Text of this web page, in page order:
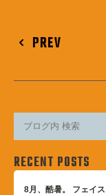
PREV
RECENT POSTS
8月、酷暑。 フェイ